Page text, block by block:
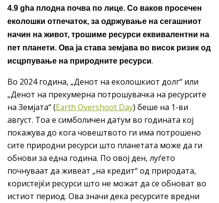
4.9 gha плодна почва по лице. Со ваков просечен
еколошки отпечаток, за одржување на сегашниот
начин на живот, трошиме ресурси еквивалентни на
пет планети. Ова ја става земјава во висок ризик од
исцрпување на природните ресурси.
Во 2024 година, „Денот на еколошкиот долг“ или
„Денот на прекумерна потрошувачка на ресурсите
на Земјата“ (Earth Overshoot Day) беше на 1-ви
август. Тоа е симболичен датум во годината кој
покажува до кога човештвото ги има потрошено
сите природни ресурси што планетата може да ги
обнови за една година. По овој ден, луѓето
почнуваат да живеат „на кредит“ од природата,
користејќи ресурси што не можат да се обноват во
истиот период. Ова значи дека ресурсите вредни